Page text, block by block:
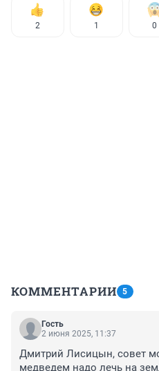
2 1 0
КОММЕНТАРИИ 5
Гость
2 июня 2025, 11:37
Дмитрий Лисицын, совет
медведем надо лечь на